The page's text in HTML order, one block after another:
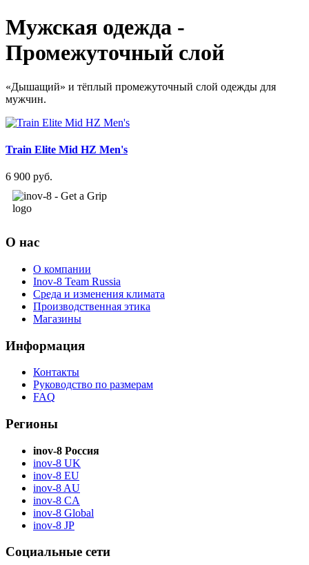
Мужская одежда -
Промежуточный слой
«Дышащий» и тёплый промежуточный слой одежды для
мужчин.
Train Elite Mid HZ Men's
6 900 руб.
О нас
О компании
Inov-8 Team Russia
Среда и изменения климата
Производственная этика
Магазины
Информация
Контакты
Руководство по размерам
FAQ
Регионы
inov-8 Россия
inov-8 UK
inov-8 EU
inov-8 AU
inov-8 CA
inov-8 Global
inov-8 JP
Социальные сети